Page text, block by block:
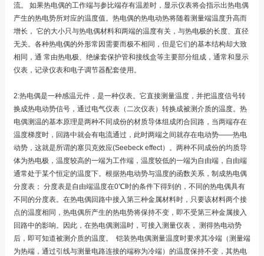
流。
如果热电偶的工作端与参比端存有温差时，显示仪表将会指示出热电偶
产生的热电势所对应的温度值。热电偶的热电动热将随着测量端温度升高而
增长， 它的大小只与热电偶材料和两端的温度有关，与热电极的长度、直径
无关。各种热电偶的外形常因需要而极不相同，但是它们的基本结构却大致
相同，通 常由热电极、绝缘套保护管和接线盒等主要部分组成，通常和显示
仪表，记录仪表和电子调节器配套使用。
2:热电偶是一种感温元件，是一种仪表。它直接测量温度，并把温度信号转
换成热电动势信号，通过电气仪表（二次仪表）转换成被测介质的温度。热
电偶测温的基本原理是两种不同成份的材质导体组成闭合回路，当两端存在
温度梯度时，回路中就会有电流通过，此时两端之间就存在电动势——热电
动势，这就是所谓的塞贝克效应(Seebeck effect）。两种不同成份的均质导
体为热电极，温度较高的一端为工作端，温度较低的一端为自由端，自由端
通常处于某个恒定的温度下。根据热电动势与温度的函数关系，制成热电偶
分度表； 分度表是自由端温度在0℃时的条件下得到的，不同的热电偶具有
不同的分度表。在热电偶回路中接入第三种金属材料时，只要该材料两个接
点的温度相同，热电偶所产生的热电势将保持不变，即不受第三种金属接入
回路中的影响。因此，在热电偶测温时，可接入测量仪表， 测得热电动势
后，即可知道被测介质的温度。 铠装热电偶测量温度时要求其冷端（测量端
为热端，通过引线与测量电路连接的端称为冷端）的温度保持不变，其热电